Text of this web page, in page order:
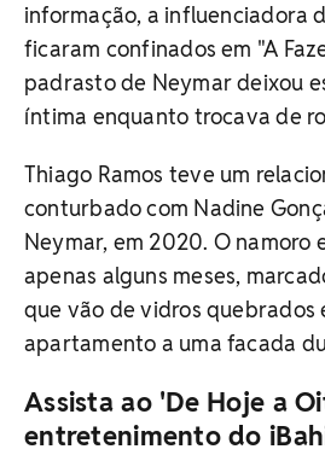
informação, a influenciadora
ficaram confinados em "A
padrasto de Neymar deixou
íntima enquanto trocava de
Thiago Ramos teve um
conturbado com Nadine
Neymar, em 2020. O namoro
apenas alguns meses,
que vão de vidros quebrados
apartamento a uma facada
Assista ao 'De Hoje a
entretenimento do